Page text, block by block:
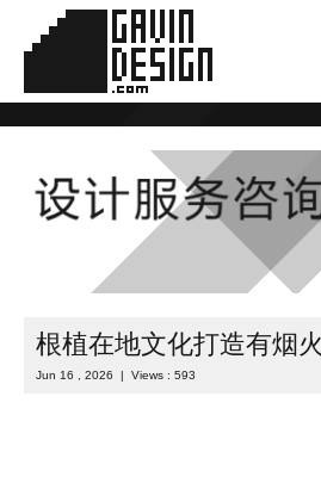
根植在地文化打造有烟
Jun 16 , 2026 | Views : 593